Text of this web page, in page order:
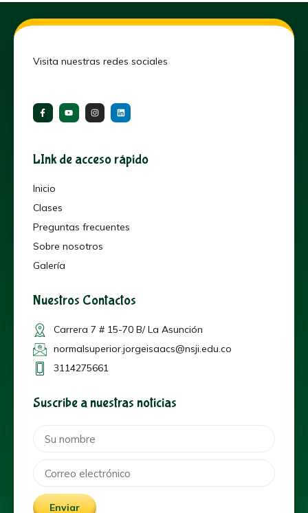
Visita nuestras redes sociales
LInk de acceso rápido
Inicio
Clases
Preguntas frecuentes
Sobre nosotros
Galería
Nuestros Contactos
Carrera 7 # 15-70 B/ La Asunción
normalsuperior.jorgeisaacs@nsji.edu.co
3114275661
Suscribe a nuestras noticias
Enviar